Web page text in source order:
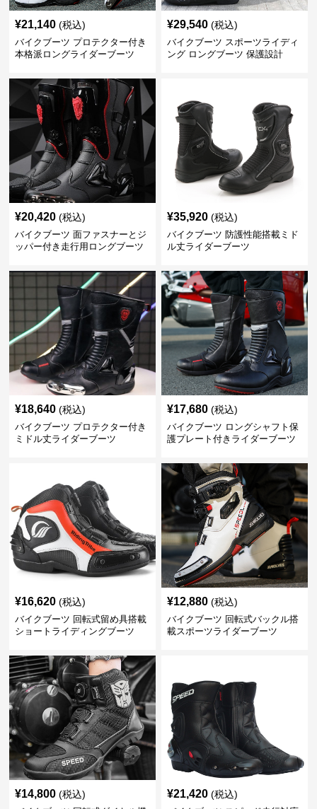
¥21,140 (税込)
バイクブーツ プロテクター付き
本格派ロングライダーブーツ
¥29,540 (税込)
バイクブーツ スポーツライディ
ング ロングブーツ 保護設計
¥20,420 (税込)
バイクブーツ 面ファスナーとジ
ッパー付き走行用ロングブーツ
¥35,920 (税込)
バイクブーツ 防護性能搭載ミド
ル丈ライダーブーツ
¥18,640 (税込)
バイクブーツ プロテクター付き
ミドル丈ライダーブーツ
¥17,680 (税込)
バイクブーツ ロングシャフト保
護プレート付きライダーブーツ
¥16,620 (税込)
バイクブーツ 回転式留め具搭載
ショートライディングブーツ
¥12,880 (税込)
バイクブーツ 回転式バックル搭
載スポーツライダーブーツ
¥14,800 (税込) ¥21,420 (税込)